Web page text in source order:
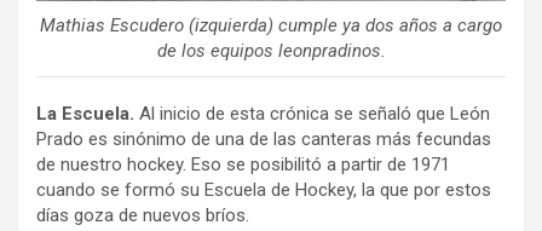
Mathias Escudero (izquierda) cumple ya dos años a cargo
de los equipos leonpradinos.
La Escuela. Al inicio de esta crónica se señaló que León
Prado es sinónimo de una de las canteras más fecundas
de nuestro hockey. Eso se posibilitó a partir de 1971
cuando se formó su Escuela de Hockey, la que por estos
días goza de nuevos bríos.